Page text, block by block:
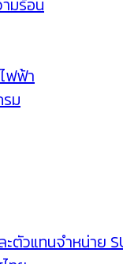
มร้อน
ฟฟ้า
ม
ะตัวแทนจำหน่าย